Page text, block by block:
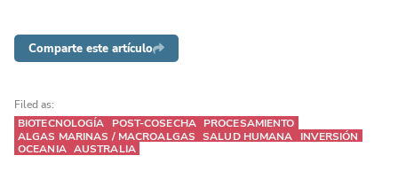
Comparte este artículo
Filed as:
BIOTECNOLOGÍA
POST-COSECHA PROCESAMIENTO
ALGAS MARINAS / MACROALGAS SALUD HUMANA
INVERSIÓN
OCEANIA AUSTRALIA